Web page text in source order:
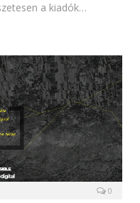
a kiadók…
0